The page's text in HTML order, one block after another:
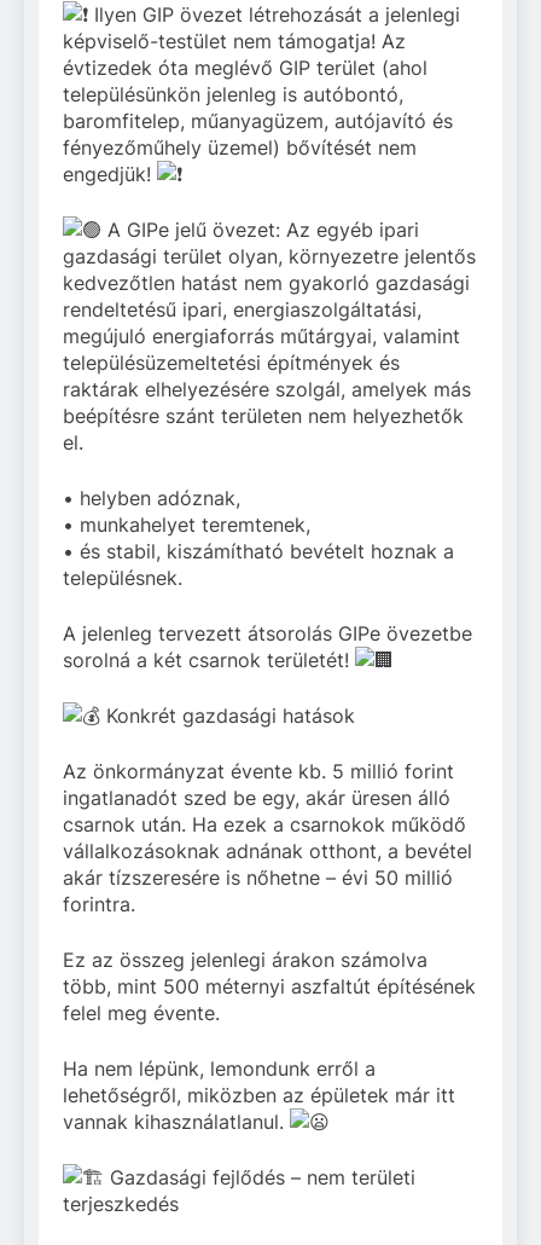
Ilyen GIP övezet létrehozását a jelenlegi
képviselő-testület nem támogatja! Az
évtizedek óta meglévő GIP terület (ahol
településünkön jelenleg is autóbontó,
baromfitelep, műanyagüzem, autójavító és
fényezőműhely üzemel) bővítését nem
engedjük!
A GIPe jelű övezet: Az egyéb ipari
gazdasági terület olyan, környezetre jelentős
kedvezőtlen hatást nem gyakorló gazdasági
rendeltetésű ipari, energiaszolgáltatási,
megújuló energiaforrás műtárgyai, valamint
településüzemeltetési építmények és
raktárak elhelyezésére szolgál, amelyek más
beépítésre szánt területen nem helyezhetők
el.
• helyben adóznak,
• munkahelyet teremtenek,
• és stabil, kiszámítható bevételt hoznak a
településnek.
A jelenleg tervezett átsorolás GIPe övezetbe
sorolná a két csarnok területét!
Konkrét gazdasági hatások
Az önkormányzat évente kb. 5 millió forint
ingatlanadót szed be egy, akár üresen álló
csarnok után. Ha ezek a csarnokok működő
vállalkozásoknak adnának otthont, a bevétel
akár tízszeresére is nőhetne – évi 50 millió
forintra.
Ez az összeg jelenlegi árakon számolva
több, mint 500 méternyi aszfaltút építésének
felel meg évente.
Ha nem lépünk, lemondunk erről a
lehetőségről, miközben az épületek már itt
vannak kihasználatlanul.
Gazdasági fejlődés – nem területi
terjeszkedés